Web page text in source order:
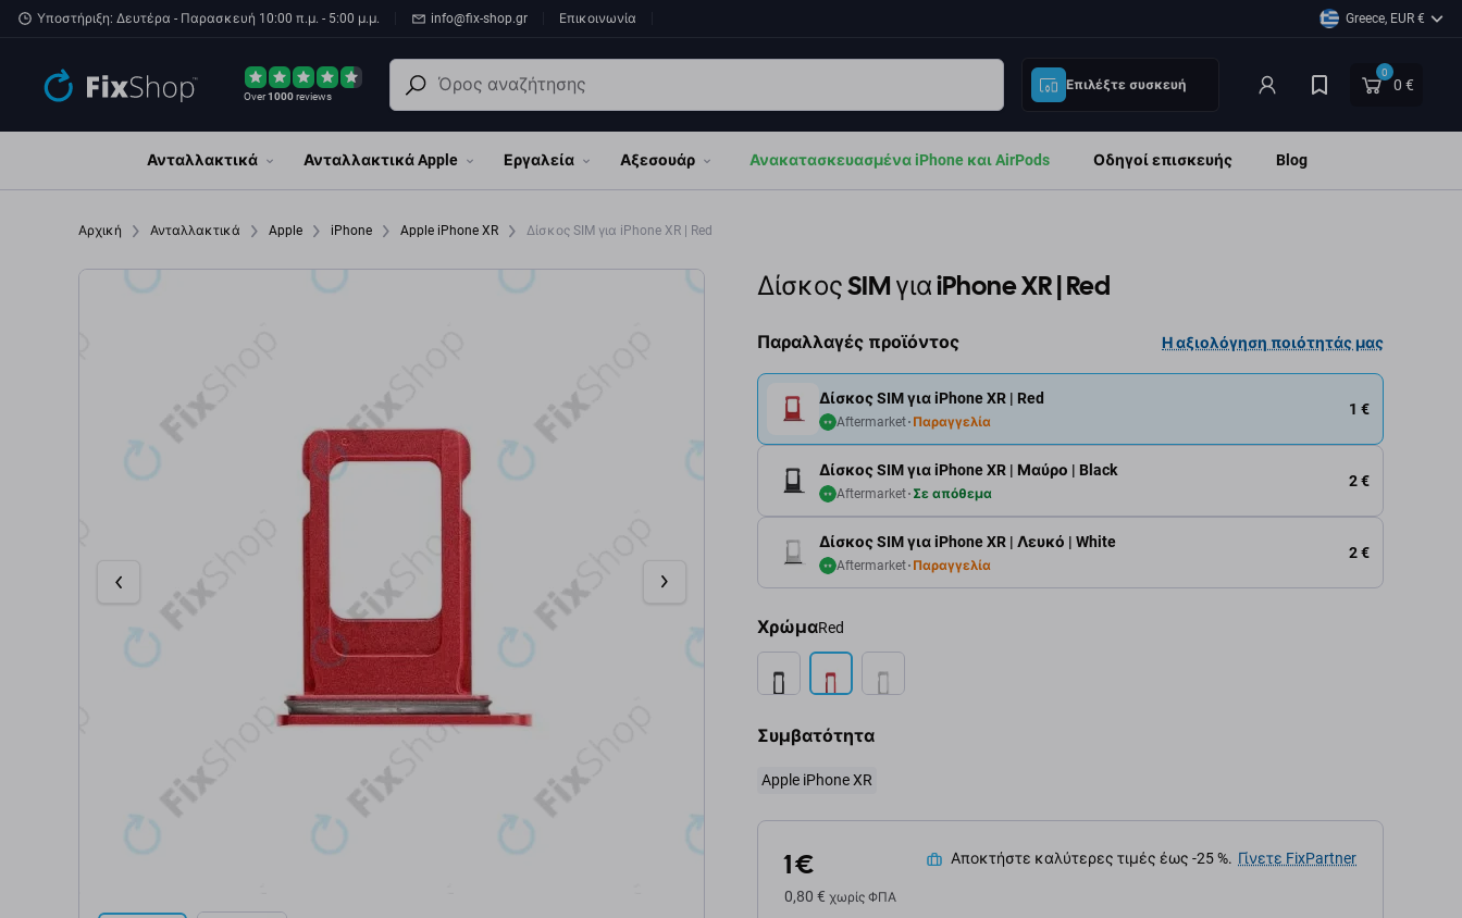
Παράβλεψη στο κύριο περιεχόμενο
Υποστήριξη: Δευτέρα - Παρασκευή 10:00 π.μ. - 5:00 μ.μ. info@fix-shop.gr Επικοινωνία Greece, EUR €
Over1000reviews
Επιλέξτε συσκευή
0
0 €
Ανταλλακτικά Ανταλλακτικά Apple Εργαλεία Αξεσουάρ Ανακατασκευασμένα iPhone και AirPods Οδηγοί επισκευής Blog
Αρχική Ανταλλακτικά Apple iPhone Apple iPhone XR Δίσκος SIM για iPhone XR | Red
Δίσκος SIM για iPhone XR | Red
Παραλλαγές προϊόντος Η αξιολόγηση ποιότητάς μας
Δίσκος SIM για iPhone XR | Red
Aftermarket Παραγγελία
1 €
Δίσκος SIM για iPhone XR | Μαύρο | Black
Aftermarket Σε απόθεμα
2 €
Δίσκος SIM για iPhone XR | Λευκό | White
Aftermarket Παραγγελία
2 €
ΧρώμαRed
Συμβατότητα
Apple iPhone XR
1 €
0,80 € χωρίς ΦΠΑ
Αποκτήστε καλύτερες τιμές έως -25 %. Γίνετε FixPartner